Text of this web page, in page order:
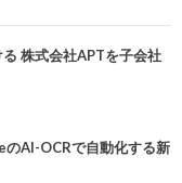
株式会社APTを子会社
AI-OCRで自動化する新